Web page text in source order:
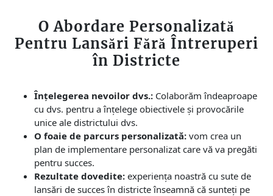
O Abordare Personalizată
Pentru Lansări Fără Întreruperi
în Districte
Înțelegerea nevoilor dvs.: Colaborăm îndeaproape
cu dvs. pentru a înțelege obiectivele și provocările
unice ale districtului dvs.
O foaie de parcurs personalizată: vom crea un
plan de implementare personalizat care vă va pregăti
pentru succes.
Rezultate dovedite: experiența noastră cu sute de
lansări de succes în districte înseamnă că sunteți pe